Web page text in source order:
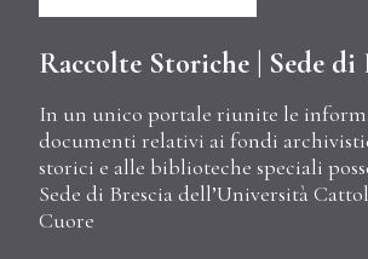
Raccolte Storiche | Sede di
In un unico portale riunite le
documenti relativi ai fondi
storici e alle biblioteche speciali
Sede di Brescia dell’Università
Cuore